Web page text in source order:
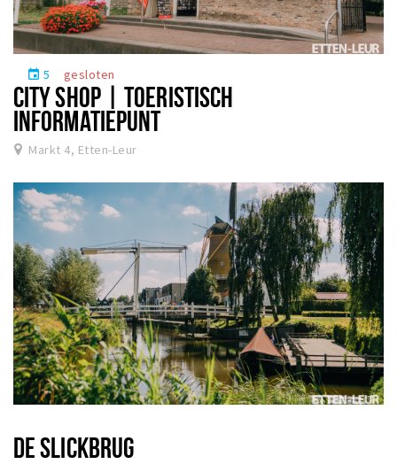
event 5 gesloten
CITY SHOP | TOERISTISCH
INFORMATIEPUNT
Markt 4, Etten-Leur
DE SLICKBRUG